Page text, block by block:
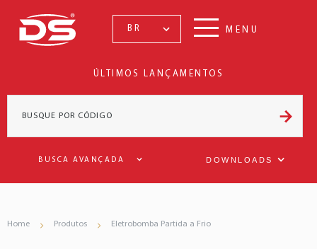
BR MENU
ÚLTIMOS LANÇAMENTOS
BUSCA AVANÇADA DOWNLOADS
Home Produtos Eletrobomba Partida a Frio